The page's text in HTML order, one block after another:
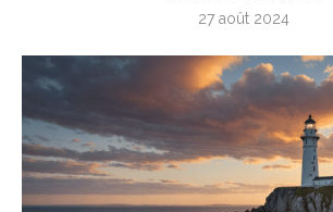
27 août 2024